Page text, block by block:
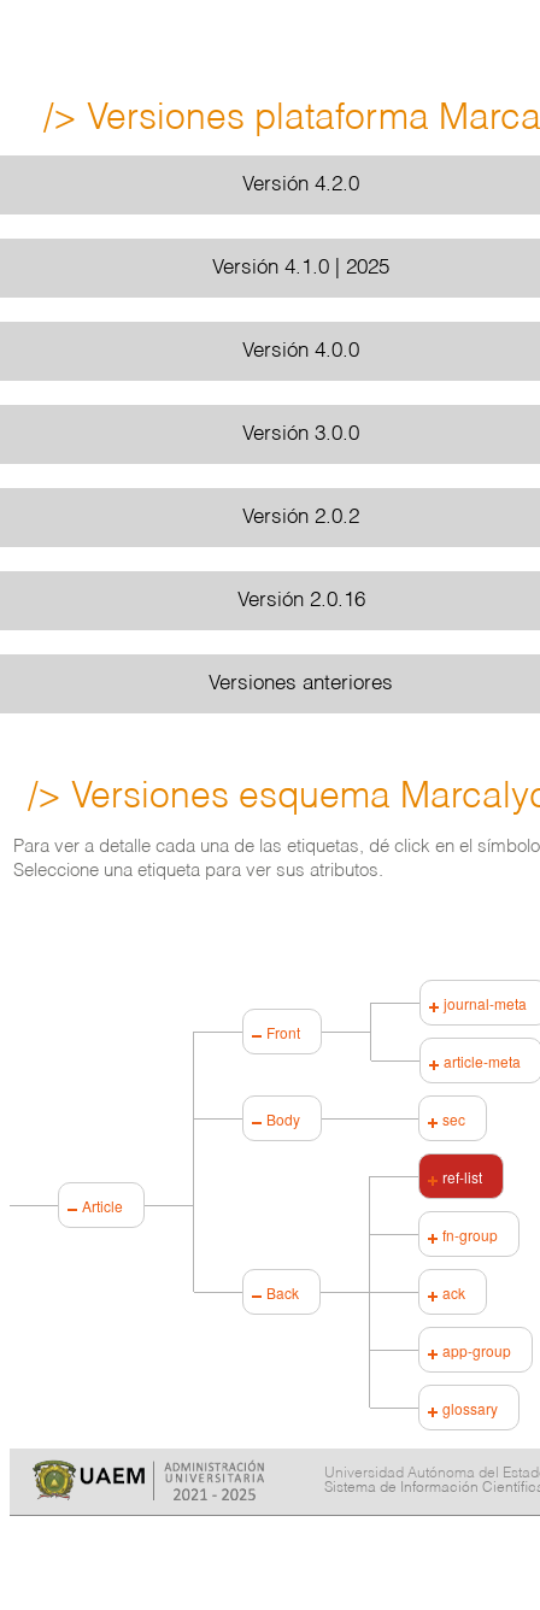
/> Versiones plataforma
Versión 4.2.0
Versión 4.1.0 | 2025
Versión 4.0.0
Versión 3.0.0
Versión 2.0.2
Versión 2.0.16
Versiones anteriores
/> Versiones esquema
Para ver a detalle cada una de las etiquetas, dé click en el
Seleccione una etiqueta para ver sus atributos.
Article
Front
journal-meta
article-meta
Body sec
Back
ref-list
fn-group
ack
app-group
glossary
Universidad Autónoma del
Sistema de Información